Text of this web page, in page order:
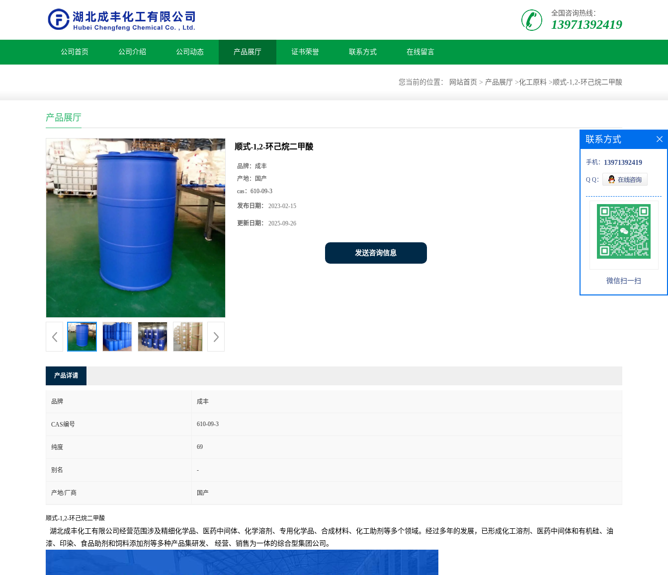
全国咨询热线：
13971392419
公司首页 公司介绍 公司动态 产品展厅 证书荣誉 联系方式 在线留言
您当前的位置： 网站首页 > 产品展厅 >化工原料 >顺式-1,2-环己烷二甲酸
产品展厅
顺式-1,2-环己烷二甲酸
品牌： 成丰
产地：
国产
cas： 610-09-3
发布日期： 2023-02-15
更新日期： 2025-09-26
发送咨询信息
产品详请
品牌 成丰
CAS编号 610-09-3
纯度 69
别名 -
产地/厂商 国产
顺式-1,2-环己烷二甲酸
湖北成丰化工有限公司经营范围涉及精细化学品、医药中间体、化学溶剂、专用化学品、合成材料、化工助剂等多个领域。经过多年的发展，已形成化工溶剂、医药中间体和有机硅、油
漆、印染、食品助剂和饲料添加剂等多种产品集研发、
经营、销售为一体的综合型集团公司。
联系方式
手机： 13971392419
Q Q：
微信扫一扫